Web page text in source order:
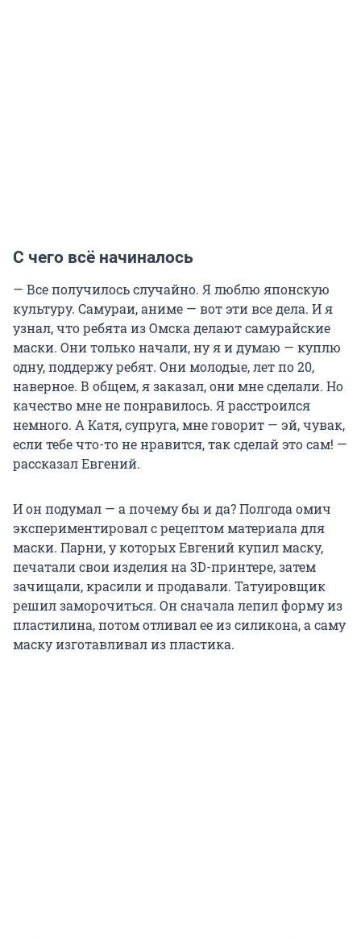
С чего всё начиналось
— Все получилось случайно. Я люблю японскую
культуру. Самураи, аниме — вот эти все дела. И я
узнал, что ребята из Омска делают самурайские
маски. Они только начали, ну я и думаю — куплю
одну, поддержу ребят. Они молодые, лет по 20,
наверное. В общем, я заказал, они мне сделали. Но
качество мне не понравилось. Я расстроился
немного. А Катя, супруга, мне говорит — эй, чувак,
если тебе что-то не нравится, так сделай это сам! —
рассказал Евгений.
И он подумал — а почему бы и да? Полгода омич
экспериментировал с рецептом материала для
маски. Парни, у которых Евгений купил маску,
печатали свои изделия на 3D-принтере, затем
зачищали, красили и продавали. Татуировщик
решил заморочиться. Он сначала лепил форму из
пластилина, потом отливал ее из силикона, а саму
маску изготавливал из пластика.